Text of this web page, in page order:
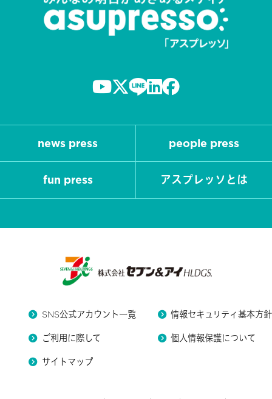
news press people press
fun press アスプレッソとは
SNS公式アカウント一覧 情報セキュリティ基本方針
ご利用に際して 個人情報保護について
サイトマップ